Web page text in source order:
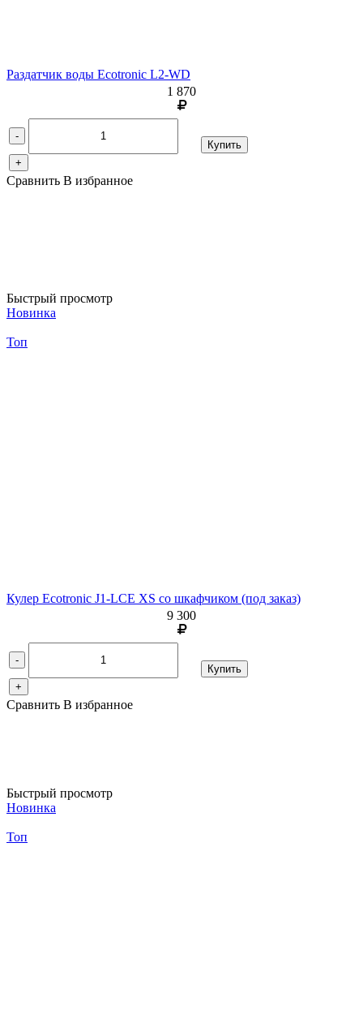
Раздатчик воды Ecotronic L2-WD
1 870
-
+
Купить
Сравнить В избранное
Быстрый просмотр
Новинка
Топ
Кулер Ecotronic J1-LCE XS со шкафчиком (под заказ)
9 300
-
+
Купить
Сравнить В избранное
Быстрый просмотр
Новинка
Топ